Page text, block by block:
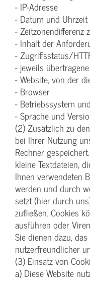
- IP-Adresse
- Datum und
- Zeitzonendifferenz
- Inhalt der
- Zugriffsstatus/
- jeweils
- Website, von der
- Browser
- Betriebssystem
- Sprache und
(2) Zusätzlich zu
bei Ihrer Nutzung
Rechner
kleine Textdateien,
Ihnen verwendeten
werden und durch
setzt (hier durch
zufließen. Cookies
ausführen oder
Sie dienen dazu,
nutzerfreundlicher
(3) Einsatz von
a) Diese Website